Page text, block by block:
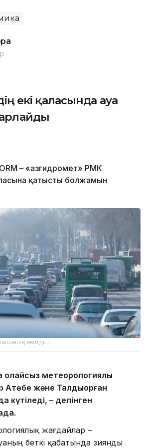
екі қаласында ауа
– «Қазгидромет» РМК
қатысты болжамын
әкімдігі
метеорологиялық
және Талдықорған
күтіледі, – делінген
жағдайлар –
беткі қабатында зиянды